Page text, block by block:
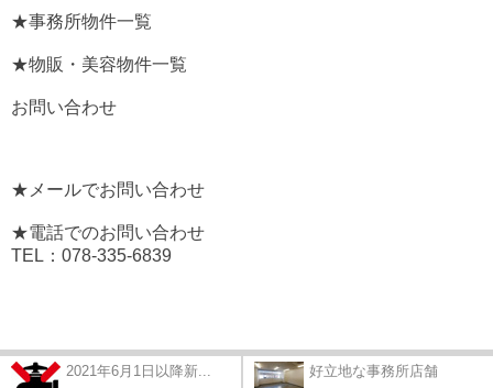
★事務所物件一覧
★物販・美容物件一覧
お問い合わせ
★メールでお問い合わせ
★電話でのお問い合わせ
TEL：078-335-6839
2021年6月1日以降新... 好立地な事務所店舗